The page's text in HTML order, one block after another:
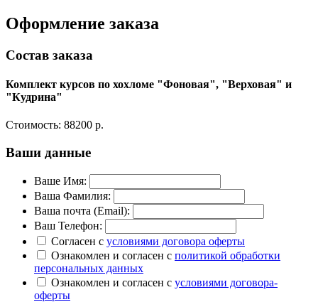
Оформление заказа
Состав заказа
Комплект курсов по хохломе "Фоновая", "Верховая" и
"Кудрина"
Стоимость: 88200 р.
Ваши данные
Ваше Имя:
Ваша Фамилия:
Ваша почта (Email):
Ваш Телефон:
Согласен с условиями договора оферты
Ознакомлен и согласен с политикой обработки
персональных данных
Ознакомлен и согласен с условиями договора-
оферты